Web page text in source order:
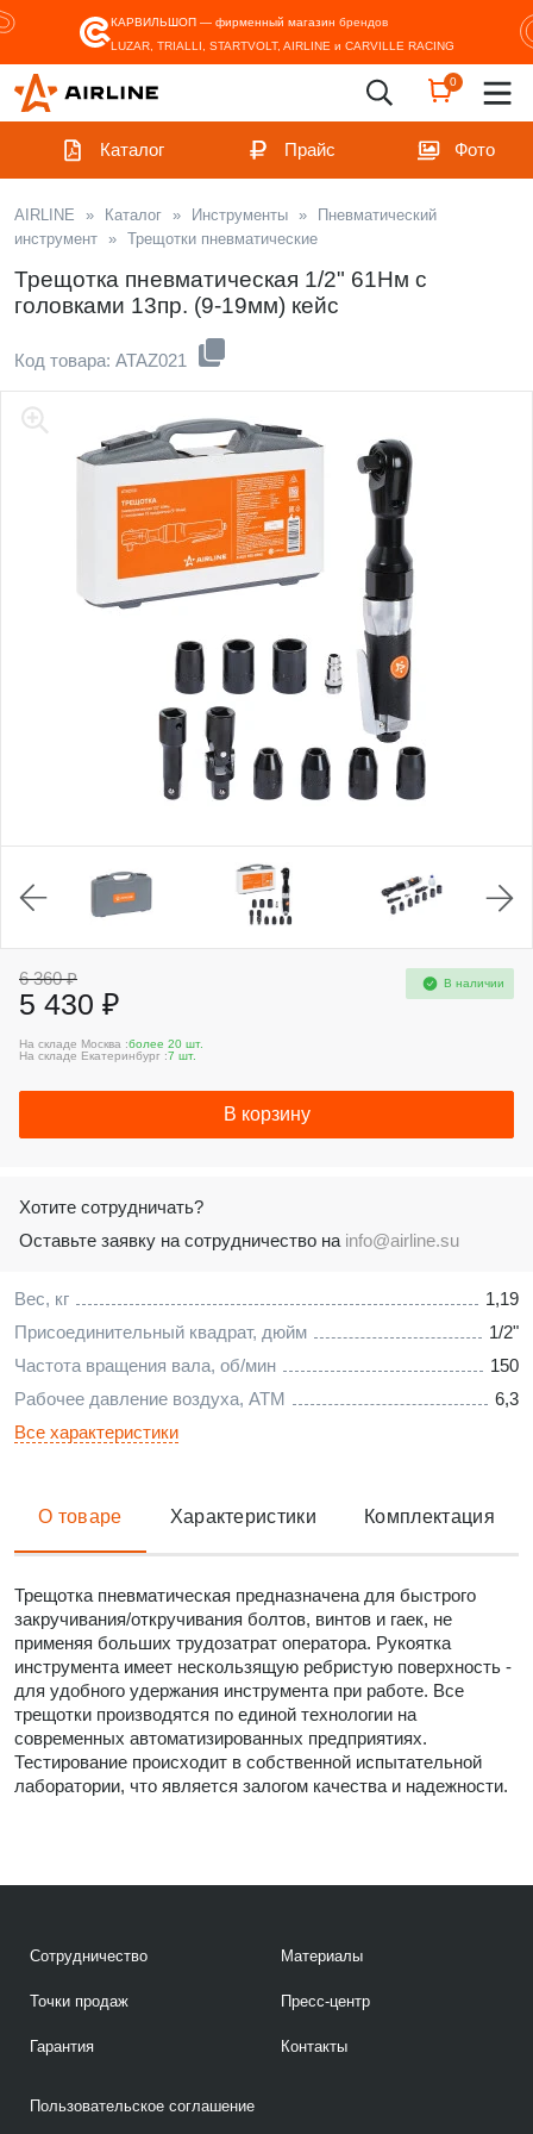
КАРВИЛЬШОП — фирменный магазин брендов
LUZAR, TRIALLI, STARTVOLT, AIRLINE и CARVILLE RACING
0
Каталог Прайс Фото
AIRLINE » Каталог » Инструменты »
Пневматический
инструмент » Трещотки пневматические
Трещотка пневматическая 1/2" 61Нм с
головками 13пр. (9-19мм) кейс
Код товара: ATAZ021
Вес, кг
1,19
Присоединительный квадрат, дюйм
1/2"
Частота вращения вала, об/мин
150
Рабочее давление воздуха, АТМ
6,3
Все характеристики
6 360 ₽
5 430 ₽
В наличии
На складе Москва :более 20 шт.
На складе Екатеринбург :7 шт.
В корзину
Хотите сотрудничать?
Оставьте заявку на сотрудничество на info@airline.su
О товаре Характеристики Комплектация
Трещотка пневматическая предназначена для быстрого
закручивания/откручивания болтов, винтов и гаек, не
применяя больших трудозатрат оператора. Рукоятка
инструмента имеет нескользящую ребристую поверхность -
для удобного удержания инструмента при работе. Все
трещотки производятся по единой технологии на
современных автоматизированных предприятиях.
Тестирование происходит в собственной испытательной
лаборатории, что является залогом качества и надежности.
Сотрудничество
Точки продаж
Гарантия
Материалы
Пресс-центр
Контакты
Пользовательское соглашение